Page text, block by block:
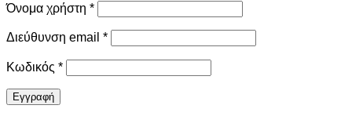
Όνομα χρήστη *Απαιτείται
Διεύθυνση email *Απαιτείται
Κωδικός *Απαιτείται
Εγγραφή